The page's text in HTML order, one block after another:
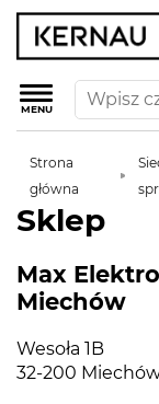
MENU
Strona
główna
Sklep
Max
Miechów
Wesoła 1B
32-200